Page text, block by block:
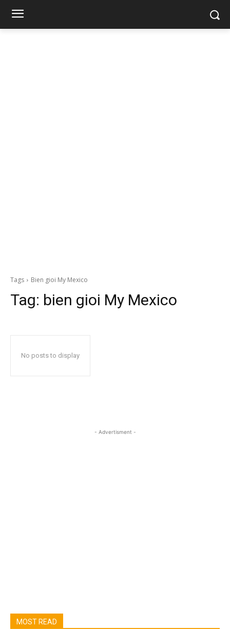
Tags Bien gioi My Mexico
Tag: bien gioi My Mexico
No posts to display
- Advertisment -
MOST READ